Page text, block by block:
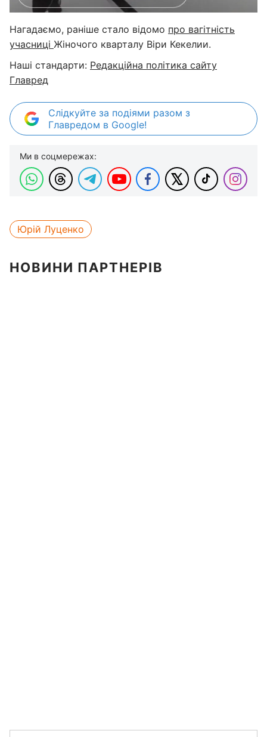
Нагадаємо, раніше стало відомо про вагітність
учасниці Жіночого кварталу Віри Кекелии.
Наші стандарти: Редакційна політика сайту
Главред
Слідкуйте за подіями разом з
Главредом в Google!
Ми в соцмережах:
Юрій Луценко
НОВИНИ ПАРТНЕРІВ